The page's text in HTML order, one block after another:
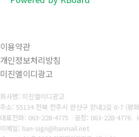
이용약관
개인정보처리방침
미진엘이디광고
회사명: 미진엘이디광고
주소: 55134 전북 전주시 완산구 맏내2길 6-7 (평
대표전화: 063-228-4775
공장: 063-228-4776
이메일: han-sign@hanmail.net